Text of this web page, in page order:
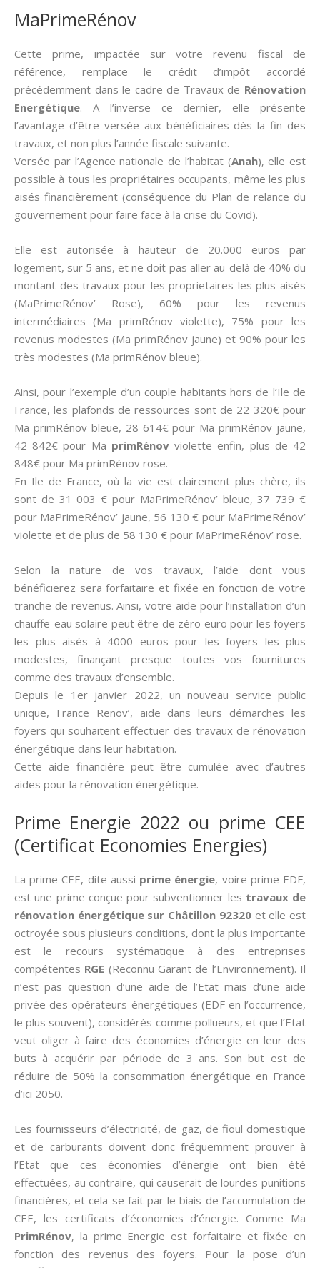
MaPrimeRénov
Cette prime, impactée sur votre revenu fiscal de
référence, remplace le crédit d’impôt accordé
précédemment dans le cadre de Travaux de Rénovation
Energétique. A l’inverse ce dernier, elle présente
l’avantage d’être versée aux bénéficiaires dès la fin des
travaux, et non plus l’année fiscale suivante.
Versée par l’Agence nationale de l’habitat (Anah), elle est
possible à tous les propriétaires occupants, même les plus
aisés financièrement (conséquence du Plan de relance du
gouvernement pour faire face à la crise du Covid).
Elle est autorisée à hauteur de 20.000 euros par
logement, sur 5 ans, et ne doit pas aller au-delà de 40% du
montant des travaux pour les proprietaires les plus aisés
(MaPrimeRénov’ Rose), 60% pour les revenus
intermédiaires (Ma primRénov violette), 75% pour les
revenus modestes (Ma primRénov jaune) et 90% pour les
très modestes (Ma primRénov bleue).
Ainsi, pour l’exemple d’un couple habitants hors de l’Ile de
France, les plafonds de ressources sont de 22 320€ pour
Ma primRénov bleue, 28 614€ pour Ma primRénov jaune,
42 842€ pour Ma primRénovviolette enfin, plus de 42
848€ pour Ma primRénov rose.
En Ile de France, où la vie est clairement plus chère, ils
sont de 31 003 € pour MaPrimeRénov’ bleue, 37 739 €
pour MaPrimeRénov’ jaune, 56 130 € pour MaPrimeRénov’
violette et de plus de 58 130 € pour MaPrimeRénov’ rose.
Selon la nature de vos travaux, l’aide dont vous
bénéficierez sera forfaitaire et fixée en fonction de votre
tranche de revenus. Ainsi, votre aide pour l’installation d’un
chauffe-eau solaire peut être de zéro euro pour les foyers
les plus aisés à 4000 euros pour les foyers les plus
modestes, finançant presque toutes vos fournitures
comme des travaux d’ensemble.
Depuis le 1er janvier 2022, un nouveau service public
unique, France Renov’, aide dans leurs démarches les
foyers qui souhaitent effectuer des travaux de rénovation
énergétique dans leur habitation.
Cette aide financière peut être cumulée avec d’autres
aides pour la rénovation énergétique.
Prime Energie 2022 ou prime CEE
(Certificat Economies Energies)
La prime CEE, dite aussi­ prime énergie, voire prime EDF,
est une prime conçue pour subventionner les travaux de
rénovation énergétique sur Châtillon 92320et elle est
octroyée sous plusieurs conditions, dont la plus importante
est le recours systématique à des entreprises
compétentes RGE (Reconnu Garant de l’Environnement). Il
n’est pas question d’une aide de l’Etat mais d’une aide
privée des opérateurs énergétiques (EDF en l’occurrence,
le plus souvent), considérés comme pollueurs, et que l’Etat
veut oliger à faire des économies d’énergie en leur des
buts à acquérir par période de 3 ans. Son but est de
réduire de 50% la consommation énergétique en France
d’ici 2050.
Les fournisseurs d’électricité, de gaz, de fioul domestique
et de carburants doivent donc fréquemment prouver à
l’Etat que ces économies d’énergie ont bien été
effectuées, au contraire, qui causerait de lourdes punitions
financières, et cela se fait par le biais de l’accumulation de
CEE, les certificats d’économies d’énergie. Comme Ma
PrimRénov, la prime Energie est forfaitaire et fixée en
fonction des revenus des foyers. Pour la pose d’un